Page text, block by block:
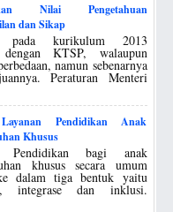
Nilai Pengetahuan
dan Sikap
pada kurikulum 2013
dengan KTSP, walaupun
namun sebenarnya
Peraturan Menteri
Pendidikan Anak
Khusus
Pendidikan bagi anak
khusus secara umum
dalam tiga bentuk yaitu
integrase dan inklusi.